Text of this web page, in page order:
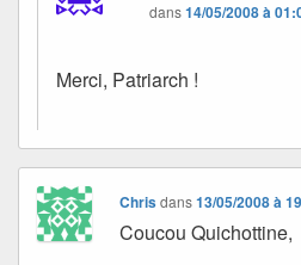
dans14/05/2008 à
Merci, Patriarch !
Chrisdans13/05/2008 à
Coucou Quichottine,